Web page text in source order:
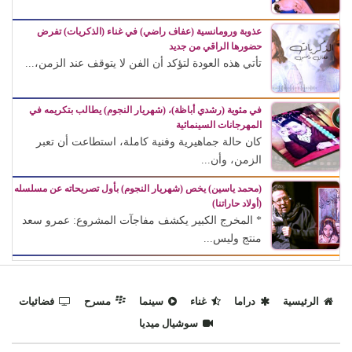
عذوبة ورومانسية (عفاف راضي) في غناء (الذكريات) تفرض
حضورها الراقي من جديد
تأتي هذه العودة لتؤكد أن الفن لا يتوقف عند الزمن،...
في مئوية (رشدي أباظة)، (شهريار النجوم) يطالب بتكريمه في
المهرجانات السينمائية
كان حالة جماهيرية وفنية كاملة، استطاعت أن تعبر
الزمن، وأن...
(محمد ياسين) يخص (شهريار النجوم) بأول تصريحاته عن مسلسله
(أولاد حاراتنا)
* المخرج الكبير يكشف مفاجآت المشروع: عمرو سعد
منتج وليس...
الرئيسية دراما غناء سينما مسرح
فضائيات
سوشيال ميديا